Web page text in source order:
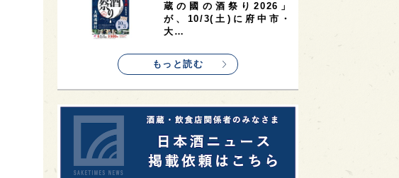
歌舞伎町 1 1 鳥取県 1
saketimes_image_4
蔵の國の酒祭り2026」
が、10/3(土)に府中市・
大…
もっと読む